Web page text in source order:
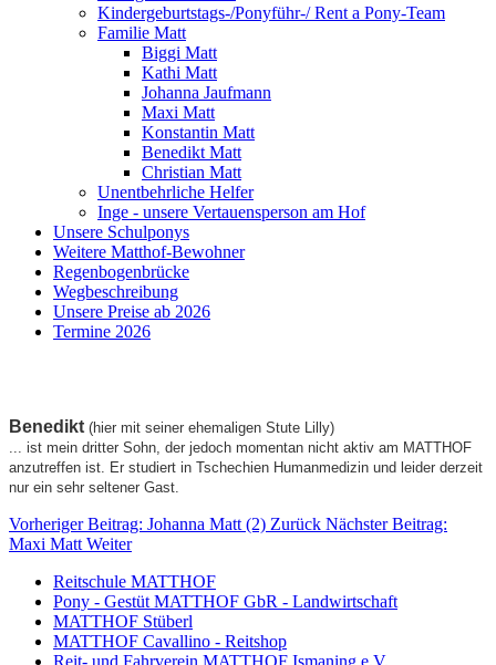
Kindergeburtstags-/Ponyführ-/ Rent a Pony-Team
Familie Matt
Biggi Matt
Kathi Matt
Johanna Jaufmann
Maxi Matt
Konstantin Matt
Benedikt Matt
Christian Matt
Unentbehrliche Helfer
Inge - unsere Vertauensperson am Hof
Unsere Schulponys
Weitere Matthof-Bewohner
Regenbogenbrücke
Wegbeschreibung
Unsere Preise ab 2026
Termine 2026
Benedikt (hier mit seiner ehemaligen Stute Lilly)
... ist mein dritter Sohn, der jedoch momentan nicht aktiv am MATTHOF
anzutreffen ist. Er studiert in Tschechien Humanmedizin und leider derzeit
nur ein sehr seltener Gast.
Vorheriger Beitrag: Johanna Matt (2) Zurück Nächster Beitrag:
Maxi Matt Weiter
Reitschule MATTHOF
Pony - Gestüt MATTHOF GbR - Landwirtschaft
MATTHOF Stüberl
MATTHOF Cavallino - Reitshop
Reit- und Fahrverein MATTHOF Ismaning e.V.